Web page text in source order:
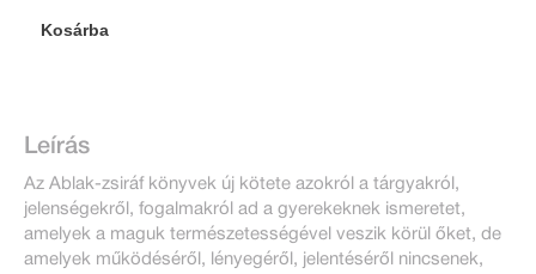
Kosárba
Leírás
Az Ablak-zsiráf könyvek új kötete azokról a tárgyakról,
jelenségekről, fogalmakról ad a gyerekeknek ismeretet,
amelyek a maguk természetességével veszik körül őket, de
amelyek működéséről, lényegéről, jelentéséről nincsenek,